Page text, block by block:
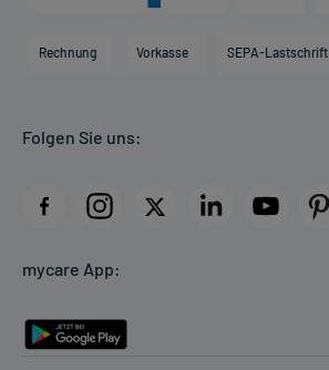
Direktabrechnung PKV
AGB
Datenschutz
Rückgabe/Widerruf
Rechnung Vorkasse SEPA-Lastschrift
Folgen Sie uns:
mycare App: